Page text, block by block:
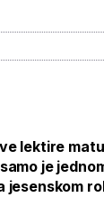
lektire
je
jesenskom